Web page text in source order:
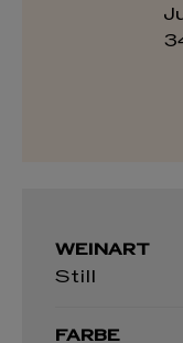
WEINART
Still
FARBE